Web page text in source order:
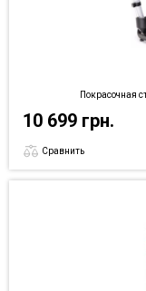
Покрасочная
10 699 грн.
Сравнить